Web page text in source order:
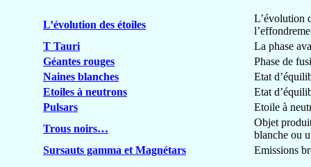
L’évolution des étoiles
L’évolution
T Tauri
La phase
Géantes rouges
Phase de
Naines blanches
Etat
Etoiles à neutrons
Etat
Pulsars
Etoile à
Trous noirs…
Objet
blanche ou
Sursauts gamma et Magnétars
Emissions